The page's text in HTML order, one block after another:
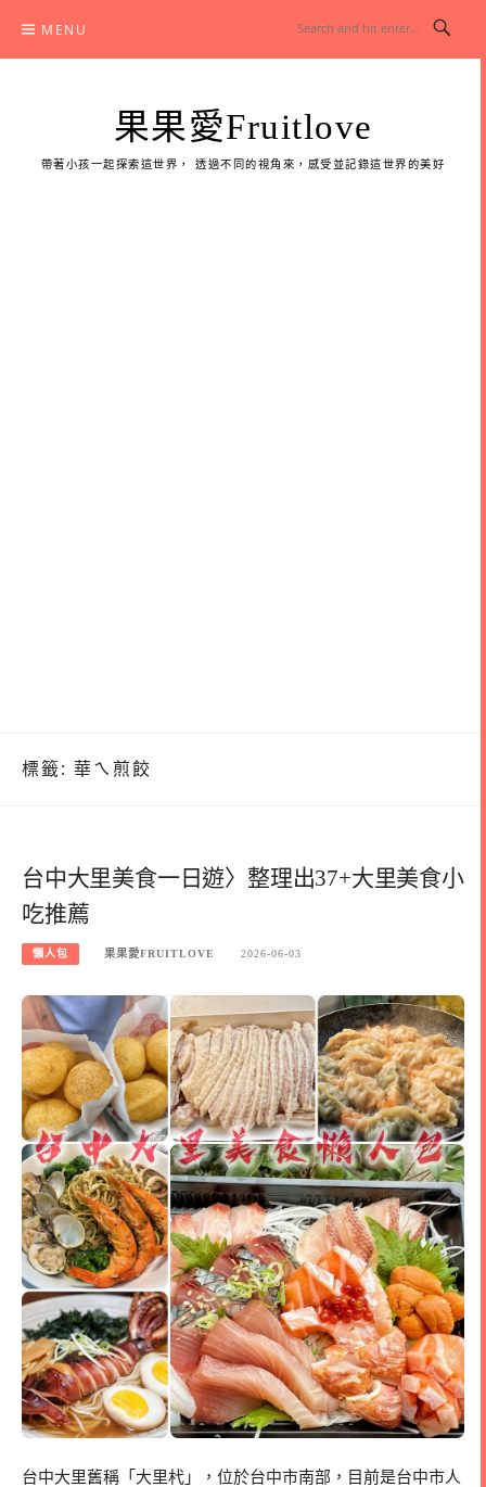
content
MENU
果果愛Fruitlove
帶著小孩一起探索這世界， 透過不同的視角來，感受並記錄這世界的美好
標籤: 華ㄟ煎餃
台中大里美食一日遊〉整理出37+大里美食小
吃推薦
懶人包 果果愛FRUITLOVE 2026-06-03
台中大里舊稱「大里杙」，位於台中市南部，目前是台中市人